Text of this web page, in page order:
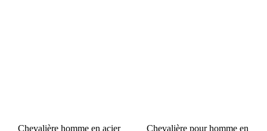
Chevalière homme en acier
Chevalière pour homme en